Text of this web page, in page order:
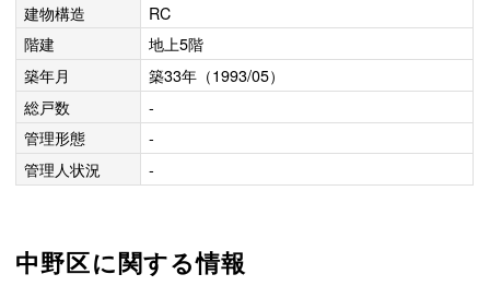
建物構造
RC
階建
地上5階
築年月
築33年（1993/05）
総戸数
-
管理形態
-
管理人状況
-
中野区に関する情報